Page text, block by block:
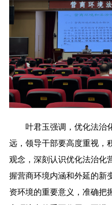
叶君玉强调，优化法治
远，领导干部要高度重视，
观念，深刻认识优化法治化
握营商环境内涵和外延的新
资环境的重要意义，准确把